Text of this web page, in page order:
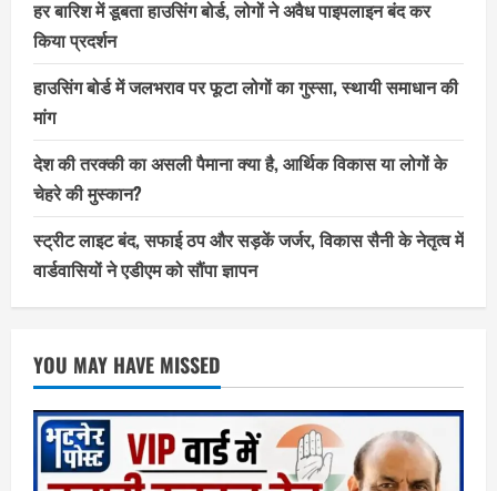
हर बारिश में डूबता हाउसिंग बोर्ड, लोगों ने अवैध पाइपलाइन बंद कर
किया प्रदर्शन
हाउसिंग बोर्ड में जलभराव पर फूटा लोगों का गुस्सा, स्थायी समाधान की
मांग
देश की तरक्की का असली पैमाना क्या है, आर्थिक विकास या लोगों के
चेहरे की मुस्कान?
स्ट्रीट लाइट बंद, सफाई ठप और सड़कें जर्जर, विकास सैनी के नेतृत्व में
वार्डवासियों ने एडीएम को सौंपा ज्ञापन
YOU MAY HAVE MISSED